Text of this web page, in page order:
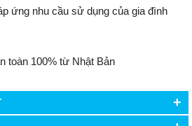
ứng nhu cầu sử dụng của gia đình
toàn 100% từ Nhật Bản
+